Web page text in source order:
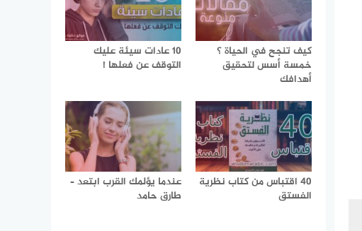
كيف تنجح في الحياة ؟
خمسة أسس لتحقيق
أهدافك
10 عادات سيئة عليك
التوقف عن فعلها !
40 اقتباس من كتاب نظرية
الفستق
عندما يؤلمك القرب ابتعد –
طارق حامد